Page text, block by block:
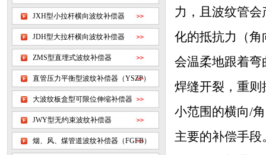
JXH型小拉杆横向波纹补偿器
JDH型大拉杆横向波纹补偿器
ZMS型直埋式波纹补偿器
直管压力平衡型波纹补偿器（YSZP）
大波纹板盒型可限位伸缩补偿器
JWY型无约束波纹补偿器
烟、风、煤管道波纹补偿器（FGFB）
力，且波纹管
化的抵抗力（角
会温柔地跟着
焊缝开裂，重
小范围的横向/
主要的补偿手